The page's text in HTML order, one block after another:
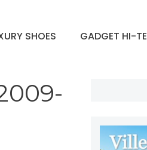
SHOES GADGET HI-